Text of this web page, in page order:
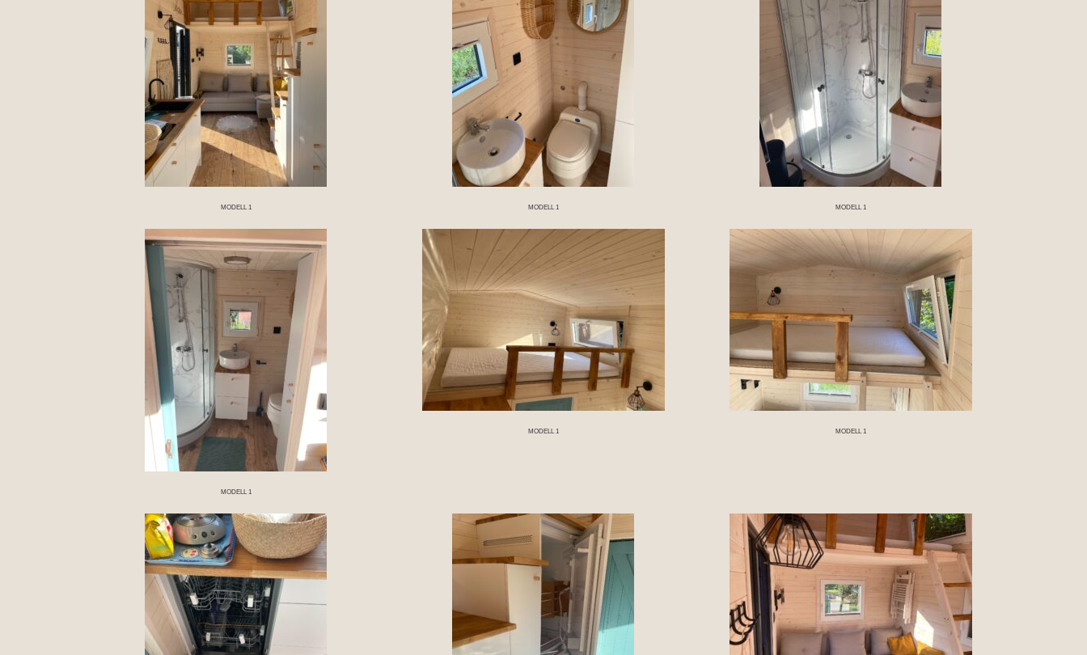
MODELL 1 MODELL 1 MODELL 1
MODELL 1
MODELL 1 MODELL 1